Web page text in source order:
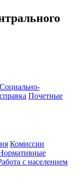
Социально-
Почетные
Комиссии
с населением